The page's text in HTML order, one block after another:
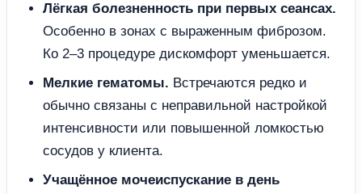
Лёгкая болезненность при первых сеансах.
Особенно в зонах с выраженным фиброзом.
Ко 2–3 процедуре дискомфорт уменьшается.
Мелкие гематомы. Встречаются редко и
обычно связаны с неправильной настройкой
интенсивности или повышенной ломкостью
сосудов у клиента.
Учащённое мочеиспускание в день